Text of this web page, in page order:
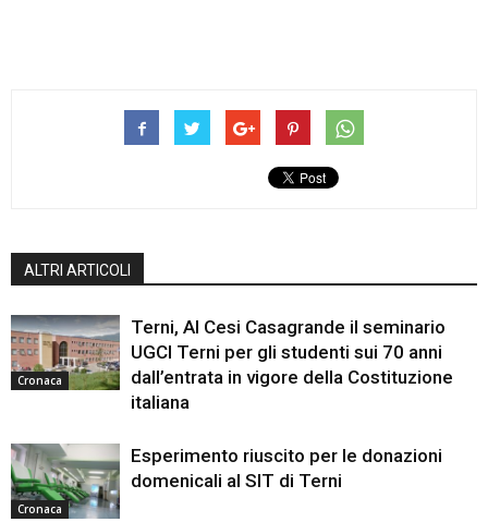
ALTRI ARTICOLI
Cronaca
Terni, Al Cesi Casagrande il seminario
UGCI Terni per gli studenti sui 70 anni
dall’entrata in vigore della Costituzione
italiana
Cronaca
Esperimento riuscito per le donazioni
domenicali al SIT di Terni